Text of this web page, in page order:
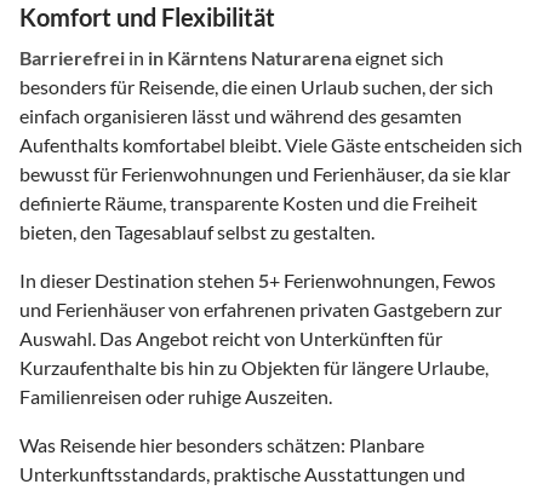
Komfort und Flexibilität
Barrierefrei in in Kärntens Naturarenaeignet sich
besonders für Reisende, die einen Urlaub suchen, der sich
einfach organisieren lässt und während des gesamten
Aufenthalts komfortabel bleibt. Viele Gäste entscheiden sich
bewusst für Ferienwohnungen und Ferienhäuser, da sie klar
definierte Räume, transparente Kosten und die Freiheit
bieten, den Tagesablauf selbst zu gestalten.
In dieser Destination stehen 5+ Ferienwohnungen, Fewos
und Ferienhäuser von erfahrenen privaten Gastgebern zur
Auswahl. Das Angebot reicht von Unterkünften für
Kurzaufenthalte bis hin zu Objekten für längere Urlaube,
Familienreisen oder ruhige Auszeiten.
Was Reisende hier besonders schätzen: Planbare
Unterkunftsstandards, praktische Ausstattungen und